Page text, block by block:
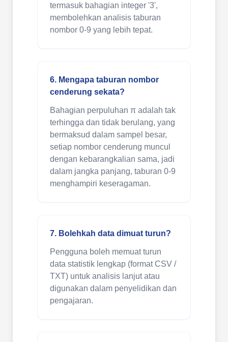
termasuk bahagian integer '3',
membolehkan analisis taburan
nombor 0-9 yang lebih tepat.
6. Mengapa taburan nombor
cenderung sekata?
Bahagian perpuluhan π adalah tak
terhingga dan tidak berulang, yang
bermaksud dalam sampel besar,
setiap nombor cenderung muncul
dengan kebarangkalian sama, jadi
dalam jangka panjang, taburan 0-9
menghampiri keseragaman.
7. Bolehkah data dimuat turun?
Pengguna boleh memuat turun
data statistik lengkap (format CSV /
TXT) untuk analisis lanjut atau
digunakan dalam penyelidikan dan
pengajaran.